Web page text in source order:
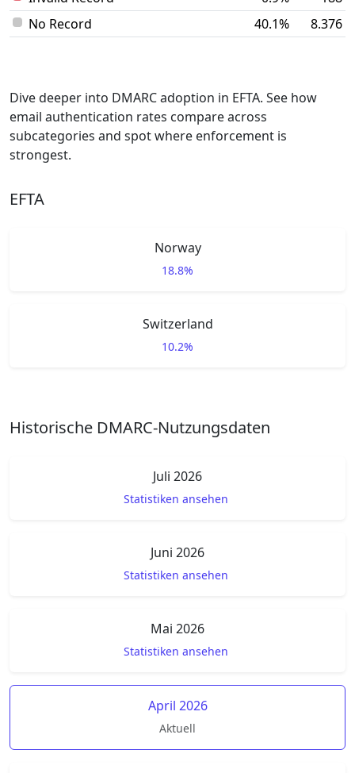
No Record
40.1% 8.376
Dive deeper into DMARC adoption in EFTA. See how
email authentication rates compare across
subcategories and spot where enforcement is
strongest.
EFTA
Norway
18.8%
Switzerland
10.2%
Historische DMARC-Nutzungsdaten
Juli 2026
Statistiken ansehen
Juni 2026
Statistiken ansehen
Mai 2026
Statistiken ansehen
April 2026
Aktuell